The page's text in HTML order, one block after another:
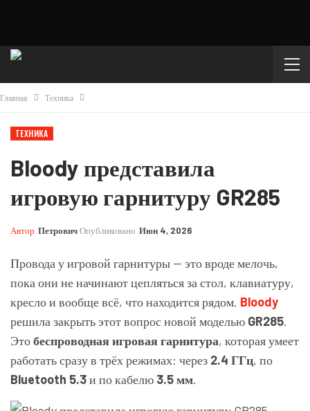
Главная Техника
ТЕХНИКА
Bloody представила
игровую гарнитуру GR285
Автор ПетровичОпубликовано Июн 4, 2026
Провода у игровой гарнитуры — это вроде мелочь,
пока они не начинают цепляться за стол, клавиатуру,
кресло и вообще всё, что находится рядом. Bloody
решила закрыть этот вопрос новой моделью GR285.
Этобеспроводная игровая гарнитура, которая умеет
работать сразу в трёх режимах: через 2.4 ГГц, по
Bluetooth 5.3и по кабелю 3.5 мм.